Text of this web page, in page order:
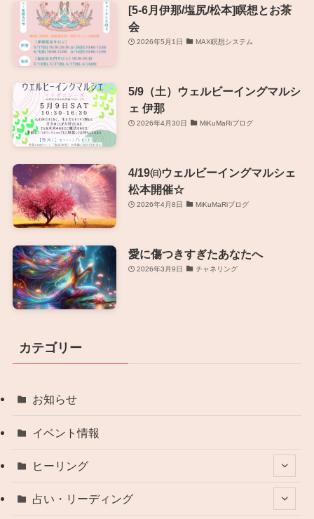
[5-6月伊那/塩尻/松本]瞑想とお茶
会
2026年5月1日 MAX瞑想システム
5/9（土）ウェルビーイングマルシ
ェ 伊那
2026年4月30日 MiKuMaRiブログ
4/19㈰ウェルビーイングマルシェ
松本開催☆
2026年4月8日 MiKuMaRiブログ
愛に傷つきすぎたあなたへ
2026年3月9日 チャネリング
カテゴリー
お知らせ
イベント情報
ヒーリング
占い・リーディング